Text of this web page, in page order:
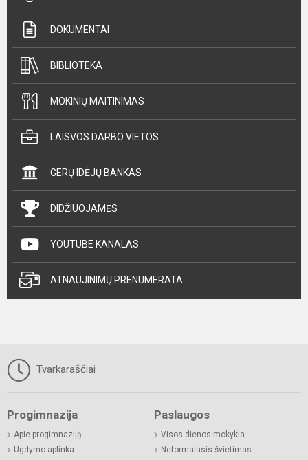
DOKUMENTAI
BIBLIOTEKA
MOKINIŲ MAITINIMAS
LAISVOS DARBO VIETOS
GERŲ IDĖJŲ BANKAS
DIDŽIUOJAMĖS
YOUTUBE KANALAS
ATNAUJINIMŲ PRENUMERATA
Tvarkaraščiai
Progimnazija
Apie progimnaziją
Ugdymo aplinka
Paslaugos
Visos dienos mokykla
Neformalusis švietimas